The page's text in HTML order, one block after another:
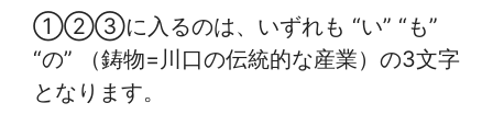
①②③に入るのは、いずれも “い” “も”
“の” （鋳物=川口の伝統的な産業）の3文字
となります。